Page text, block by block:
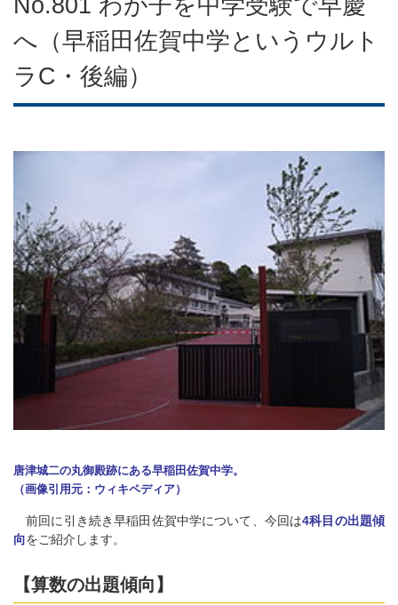
へ（早稲田佐賀中学というウルト
ラC・後編）
唐津城二の丸御殿跡にある早稲田佐賀中学。
（画像引用元：ウィキペディア）
前回に引き続き早稲田佐賀中学について、今回は4科目の出題傾
向をご紹介します。
【算数の出題傾向】